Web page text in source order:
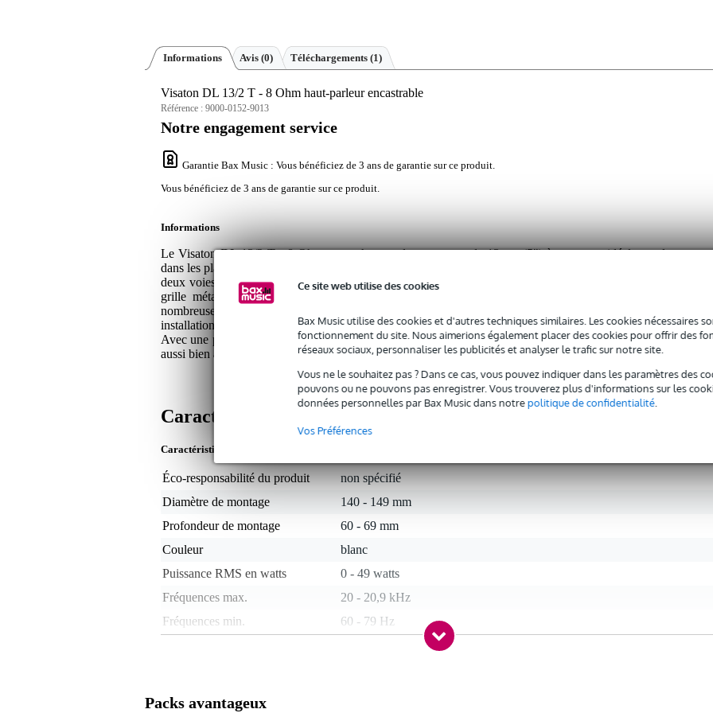
Ce site web utilise des cookies
Bax Music utilise des cookies et d'autres techniques similaires. Les cookies nécessaires
fonctionnement du site. Nous aimerions également placer des cookies pour offrir des
réseaux sociaux, personnaliser les publicités et analyser le trafic sur notre site.
Vous ne le souhaitez pas ? Dans ce cas, vous pouvez indiquer dans les paramètres des
pouvons ou ne pouvons pas enregistrer. Vous trouverez plus d'informations sur les
données personnelles par Bax Music dans notrepolitique de confidentialité.
Vos Préférences
Informations Avis (0) Téléchargements (1)
Visaton DL 13/2 T - 8 Ohm haut-parleur encastrable
Référence : 9000-0152-9013
Notre engagement service
Garantie Bax Music : Vous bénéficiez de 3 ans de garantie sur ce produit.
Vous bénéficiez de 3 ans de garantie sur ce produit.
Informations
Le Visaton DL 13/2 T - 8 Ohm est un haut-parleur compact de 13 cm (5") à encastrer, idéal pour le
dans les plafonds suspendus des magasins, des habitations ou des salles d'eau. Grâce à sa conception coaxiale à
deux voies, ce haut-parleur offre une reproduction claire sur une plage de fréquences de 100 à 20 000 Hz. La
grille métallique anticorrosion et la protection robuste IP X3 permettent au DL 13/2 T de résister à de
nombreuses conditions. Le montage rapide par encliquetage et les bornes à poussoir garantissent une
installation aisée, tandis que le design blanc avec la finition RAL 9010 se fond discrètement dans le
Avec une puissance de sortie RMS de 30 watts et une puissance de crête de 50 watts, ce haut-parleur
aussi bien à la musique d'ambiance qu'aux annonces.
Caractéristiques
Caractéristiques du produit
Éco-responsabilité du produit
non spécifié
Diamètre de montage
140 - 149 mm
Profondeur de montage
60 - 69 mm
Couleur
blanc
Puissance RMS en watts
0 - 49 watts
Fréquences max.
20 - 20,9 kHz
Fréquences min.
60 - 79 Hz
Packs avantageux